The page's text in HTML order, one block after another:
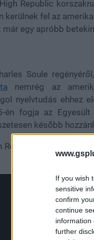
If you wish
sensitive
confirm
continue
information
further
Republic
kerülnek fel az
már egy apróbb
Soule regényéről,
nemrég az
nyelvtudás ehhez
én fogja az
később
Republic korszakról